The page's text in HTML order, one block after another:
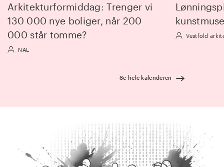
Arkitekturformiddag: Trenger vi
130 000 nye boliger, når 200
000 står tomme?
NAL
Vestfold
Se hele kalenderen